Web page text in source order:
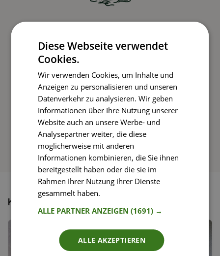
Rezepte mit einfachen Schritt-für-Schritt-
Anleitungen nachkochen
So funktioniert’s
Könnte dir auch gefallen
Diese Webseite verwendet
Cookies.
Wir verwenden Cookies, um Inhalte und
Anzeigen zu personalisieren und unseren
Datenverkehr zu analysieren. Wir geben
Informationen über Ihre Nutzung unserer
Website auch an unsere Werbe- und
Analysepartner weiter, die diese
möglicherweise mit anderen
Informationen kombinieren, die Sie ihnen
bereitgestellt haben oder die sie im
Rahmen Ihrer Nutzung ihrer Dienste
gesammelt haben.
ALLE PARTNER ANZEIGEN(1691) →
ALLE AKZEPTIEREN